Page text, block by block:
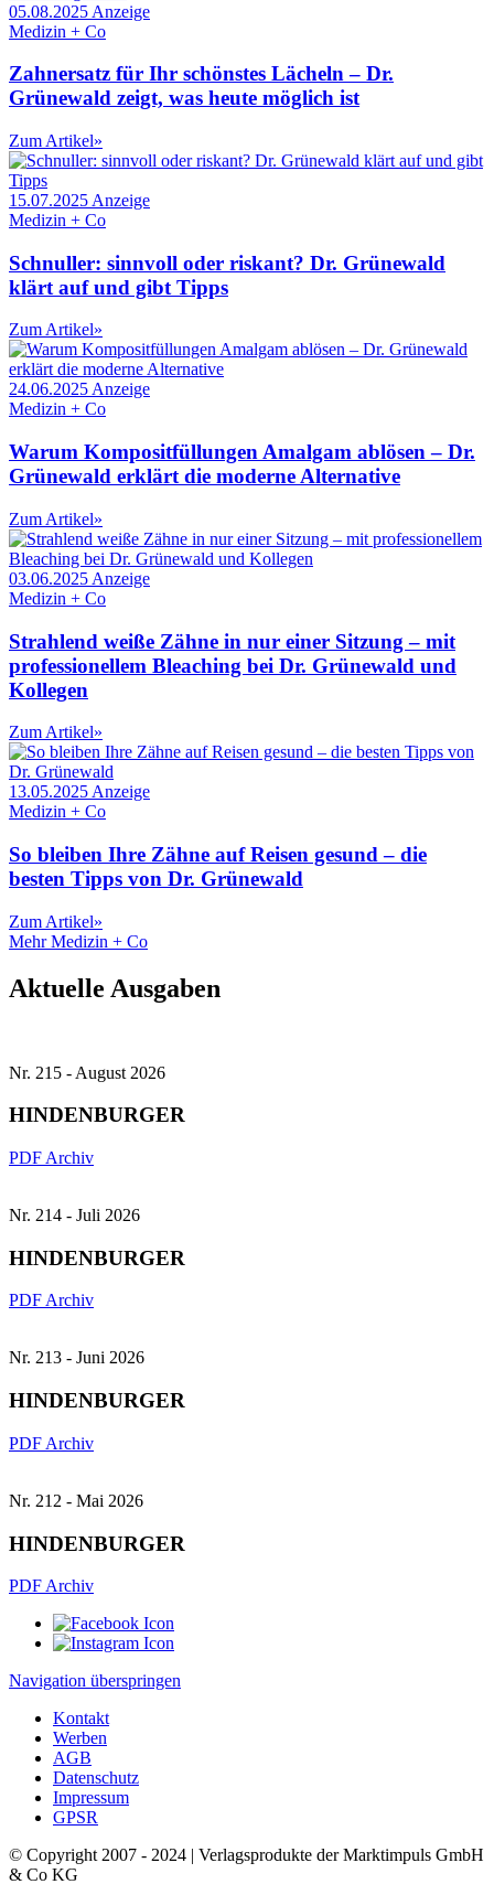
05.08.2025 Anzeige
Medizin + Co
Zahnersatz für Ihr schönstes Lächeln – Dr.
Grünewald zeigt, was heute möglich ist
Zum Artikel»
15.07.2025 Anzeige
Medizin + Co
Schnuller: sinnvoll oder riskant? Dr. Grünewald
klärt auf und gibt Tipps
Zum Artikel»
24.06.2025Anzeige
Medizin + Co
Warum Kompositfüllungen Amalgam ablösen – Dr.
Grünewald erklärt die moderne Alternative
Zum Artikel»
03.06.2025 Anzeige
Medizin + Co
Strahlend weiße Zähne in nur einer Sitzung – mit
professionellem Bleaching bei Dr. Grünewald und
Kollegen
Zum Artikel»
13.05.2025 Anzeige
Medizin + Co
So bleiben Ihre Zähne auf Reisen gesund – die
besten Tipps von Dr. Grünewald
Zum Artikel»
Mehr Medizin + Co
Aktuelle Ausgaben
Nr. 215 - August 2026
HINDENBURGER
PDF Archiv
Nr. 214 - Juli 2026
HINDENBURGER
PDFArchiv
Nr. 213 - Juni 2026
HINDENBURGER
PDF Archiv
Nr. 212 - Mai 2026
HINDENBURGER
PDF Archiv
Navigation überspringen
Kontakt
Werben
AGB
Datenschutz
Impressum
GPSR
© Copyright 2007 - 2024 | Verlagsprodukte der Marktimpuls GmbH
& Co KG